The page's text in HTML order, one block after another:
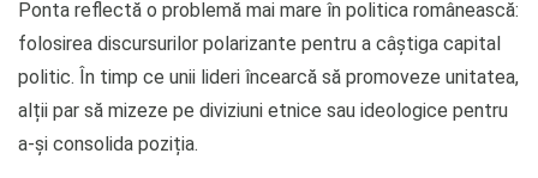
Ponta reflectă o problemă mai mare în politica românească:
folosirea discursurilor polarizante pentru a câștiga capital
politic. În timp ce unii lideri încearcă să promoveze unitatea,
alții par să mizeze pe diviziuni etnice sau ideologice pentru
a-și consolida poziția.